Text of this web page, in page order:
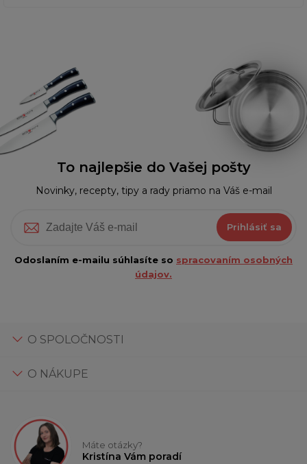
To najlepšie do Vašej pošty
Novinky, recepty, tipy a rady priamo na Váš e-mail
Prihlásiť sa
Odoslaním e-mailu súhlasíte so spracovaním osobných
údajov.
O SPOLOČNOSTI
O NÁKUPE
Máte otázky?
Kristína Vám poradí